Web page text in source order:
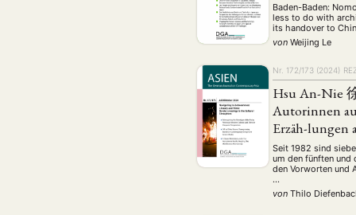
Baden-Baden:
less to do with
its handover to
von Weijing Le
Nr. 172/173 (2024)
Hsu An-Nie
Autorinnen
Erzäh-lungen
Seit 1982 sind
um den fünften und
den Vorworten und
…
von Thilo